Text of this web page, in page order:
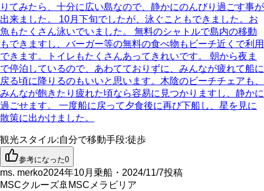
りてみたら、十分に広い島なので、静かにのんびり過ごす事が
出来ました。 10月下旬でしたが、泳ぐこともできました。お
魚もたくさん泳いでいました。 無料のシャトルで島内の移動
もできますし、バーガー等の無料の食べ物もビーチ近くで利用
できます。トイレもたくさんあってきれいです。 朝から夜ま
で停泊しているので、あわてておりずに、みんなが疲れて船に
戻る頃に降りるのもいいと思います。木陰のビーチチェアも、
みんなが飽きたり疲れた頃なら容易に見つかりますし、静かに
過ごせます。 一度船に戻って夕食後に再び下船し、星を見に
散策に出かけました。
観光スタイル:自分で移動手段:徒歩
参考になった0
ms. merko2024年10月乗船・2024/11/7投稿
MSCクルーズ🚢 MSCメラビリア